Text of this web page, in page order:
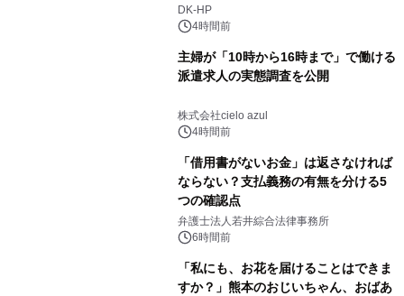
DK-HP
4時間前
主婦が「10時から16時まで」で働ける
派遣求人の実態調査を公開
株式会社cielo azul
4時間前
「借用書がないお金」は返さなければ
ならない？支払義務の有無を分ける5
つの確認点
弁護士法人若井綜合法律事務所
6時間前
「私にも、お花を届けることはできま
すか？」熊本のおじいちゃん、おばあ